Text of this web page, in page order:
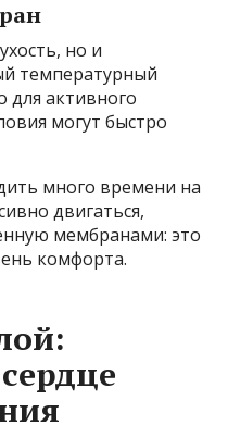
но и
температурный
для активного
могут быстро
много времени на
двигаться,
мембранами: это
комфорта.